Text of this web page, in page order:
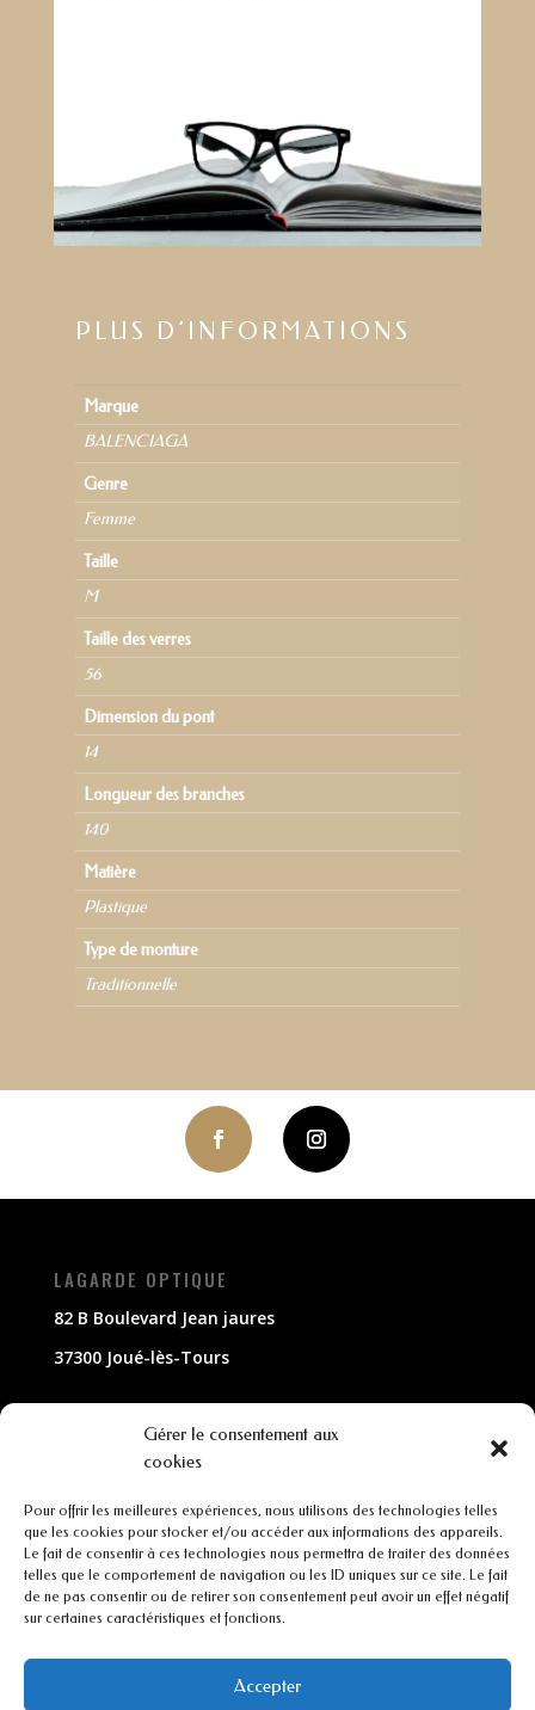
Gérer le consentement aux
cookies
Pour offrir les meilleures expériences, nous utilisons des technologies telles
que les cookies pour stocker et/ou accéder aux informations des appareils.
Le fait de consentir à ces technologies nous permettra de traiter des données
telles que le comportement de navigation ou les ID uniques sur ce site. Le fait
de ne pas consentir ou de retirer son consentement peut avoir un effet négatif
sur certaines caractéristiques et fonctions.
Accepter
PLUS D’INFORMATIONS
Marque
BALENCIAGA
Genre
Femme
Taille
M
Taille des verres
56
Dimension du pont
14
Longueur des branches
140
Matière
Plastique
Type de monture
Traditionnelle
LAGARDE OPTIQUE
82 B Boulevard Jean jaures
37300 Joué-lès-Tours
02 47 63 79 33
contact@lagarde-optique.fr
INFORMATIONS
Mentions légales
Conditions générales de ventes